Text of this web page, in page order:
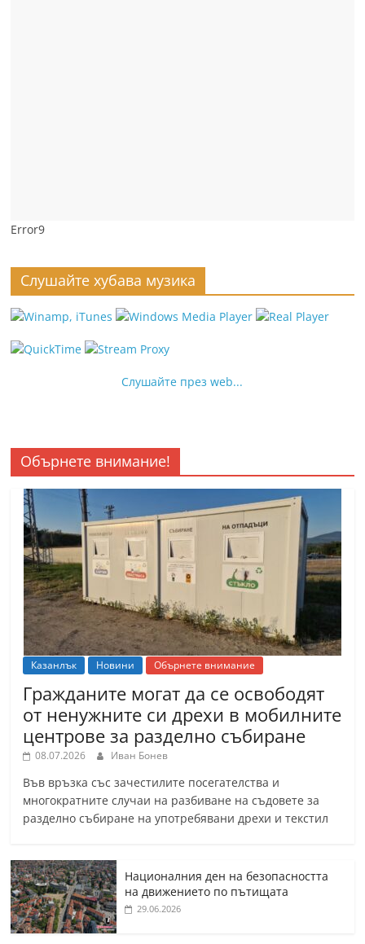
Error9
Слушайте хубава музика
Слушайте през web...
Обърнете внимание!
Казанлък Новини Обърнете внимание
Гражданите могат да се освободят
от ненужните си дрехи в мобилните
центрове за разделно събиране
08.07.2026 Иван Бонев
Във връзка със зачестилите посегателства и
многократните случаи на разбиване на съдовете за
разделно събиране на употребявани дрехи и текстил
Националния ден на безопасността
на движението по пътищата
29.06.2026